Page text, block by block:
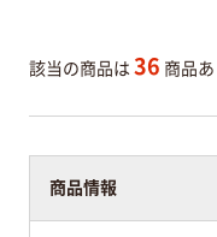
該当の商品は 36 商品
商品情報